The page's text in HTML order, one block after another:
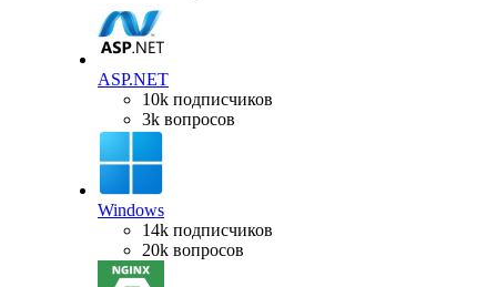
ASP.NET
10k подписчиков
3k вопросов
Windows
14k подписчиков
20k вопросов